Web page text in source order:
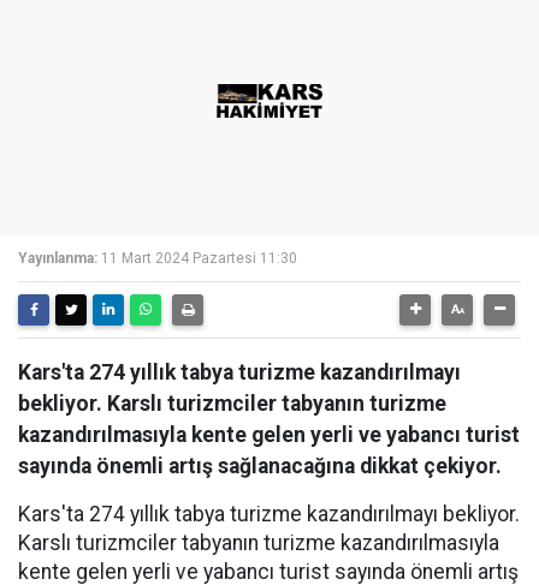
Yayınlanma: 11 Mart 2024 Pazartesi 11:30
Kars'ta 274 yıllık tabya turizme kazandırılmayı
bekliyor. Karslı turizmciler tabyanın turizme
kazandırılmasıyla kente gelen yerli ve yabancı turist
sayında önemli artış sağlanacağına dikkat çekiyor.
Kars'ta 274 yıllık tabya turizme kazandırılmayı bekliyor.
Karslı turizmciler tabyanın turizme kazandırılmasıyla
kente gelen yerli ve yabancı turist sayında önemli artış